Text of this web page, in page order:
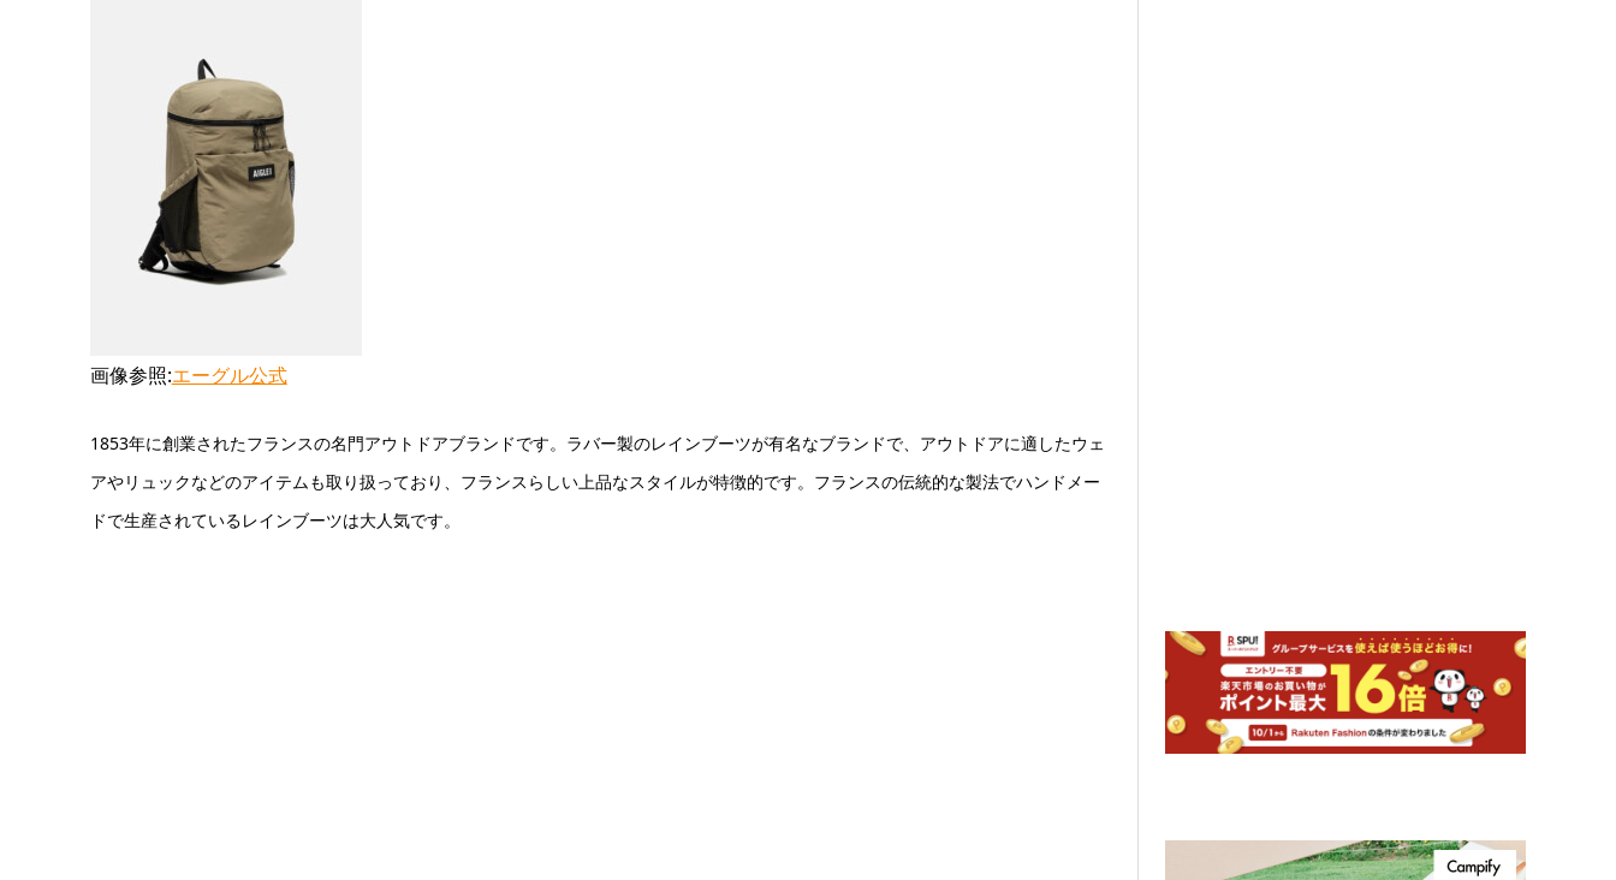
画像参照:エーグル公式
1853年に創業されたフランスの名門アウトドアブランドです。 ラバー製のレインブーツが有名なブランドで、アウトドアに適したウェ
アやリュックなどのアイテムも取り扱っており、フランスらしい上品なスタイルが特徴的です。フランスの伝統的な製法でハンドメー
ドで生産されているレインブーツは大人気です。